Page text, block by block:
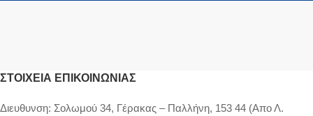
ΣΤΟΙΧΕΊΑ ΕΠΙΚΟΙΝΩΝΊΑΣ
Διευθυνση: Σολωμού 34, Γέρακας – Παλλήνη, 153 44 (Απο Λ.